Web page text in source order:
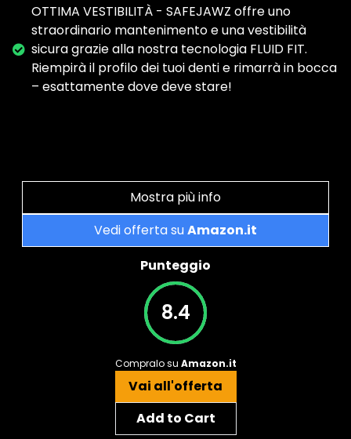
OTTIMA VESTIBILITÀ - SAFEJAWZ offre uno
straordinario mantenimento e una vestibilità
sicura grazie alla nostra tecnologia FLUID FIT️.
Riempirà il profilo dei tuoi denti e rimarrà in bocca
– esattamente dove deve stare!
Mostra più info
Vedi offerta suAmazon.it
Punteggio
8.4
Compralo su Amazon.it
Vai all'offerta
Add to Cart